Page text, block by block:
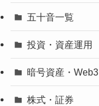
五十音一覧
投資・資産運用
暗号資産・Web3
株式・証券